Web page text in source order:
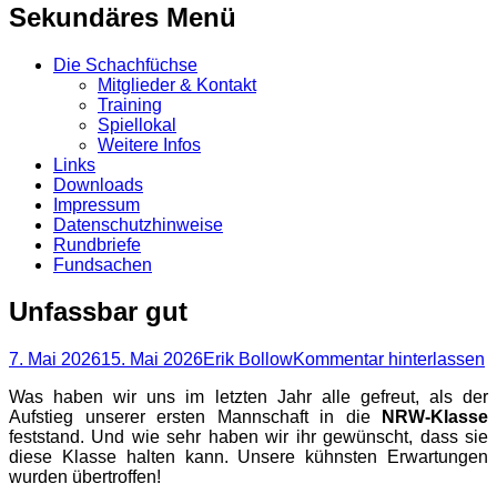
Sekundäres Menü
Zum
Die Schachfüchse
Mitglieder & Kontakt
Training
Spiellokal
Weitere Infos
Links
Downloads
Impressum
Datenschutzhinweise
Rundbriefe
Fundsachen
Unfassbar gut
Posted
7. Mai 202615. Mai 2026Autor
Erik BollowKommentar hinterlassen
Was haben wir uns im letzten Jahr alle gefreut, als der
Aufstieg unserer ersten Mannschaft in die
NRW-Klasse
feststand. Und wie sehr haben wir ihr gewünscht, dass sie
diese Klasse halten kann. Unsere kühnsten Erwartungen
wurden übertroffen!